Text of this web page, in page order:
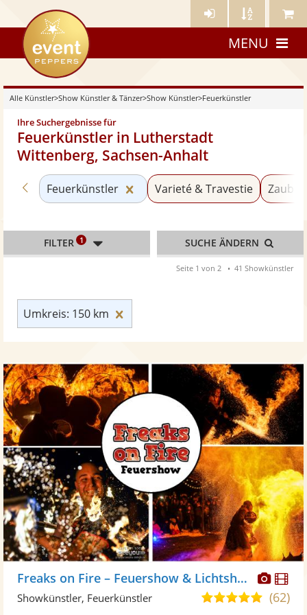
Künstler- Künstler Meine
eventpeppers
MENU
Alle Künstler>Show Künstler & Tänzer>Show Künstler>Feuerkünstler
Ihre Suchergebnisse für
Feuerkünstler in Lutherstadt
Wittenberg, Sachsen-Anhalt
Zurück zu «Show Künstler»
Feuerkünstler Kategorie «Feuerkünstler»
Varieté & Travestie
Umkreis: 150 km
FILTER 1 SUCHE ÄNDERN
Seite 1 von 2 41 Showkünstler
Freaks on Fire – Feuershow & Lichtshow
5,0(62)
Showkünstler, Feuerkünstler